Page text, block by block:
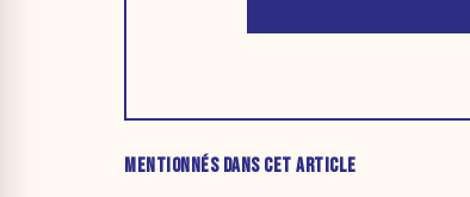
MENTIONNÉS DANS CET ARTICLE